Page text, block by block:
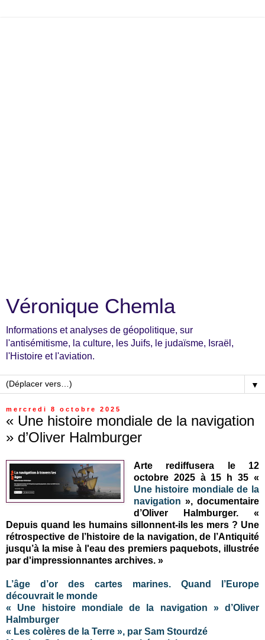
Véronique Chemla
Informations et analyses de géopolitique, sur
l'antisémitisme, la culture, les Juifs, le judaïsme, Israël,
l'Histoire et l'aviation.
▼
mercredi 8 octobre 2025
« Une histoire mondiale de la navigation
» d’Oliver Halmburger
Arte rediffusera le 12
octobre 2025 à 15 h 35 «
Une histoire mondiale de la
navigation », documentaire
d’Oliver Halmburger. «
Depuis quand les humains sillonnent-ils les mers ? Une
rétrospective de l’histoire de la navigation, de l’Antiquité
jusqu’à la mise à l'eau des premiers paquebots, illustrée
par d'impressionnantes archives. »
L’âge d’or des cartes marines. Quand l’Europe
découvrait le monde
« Une histoire mondiale de la navigation » d’Oliver
Halmburger
« Les colères de la Terre », par Sam Stourdzé